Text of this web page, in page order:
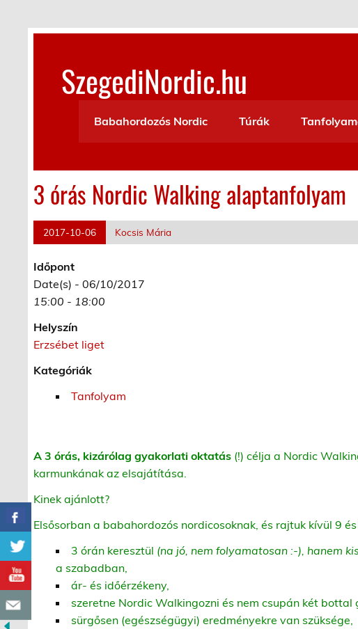
content
SzegediNordic.hu
Babahordozós Nordic
Túrák
3 órás Nordic Walking alaptanfolyam
2017-10-06 Kocsis Mária
Időpont
Date(s) - 06/10/2017
15:00 - 18:00
Helyszín
Erzsébet liget
Kategóriák
Tanfolyam
A 3 órás, kizárólag gyakorlati oktatás (!) célja a Nordic
karmunkának az elsajátítása.
Kinek ajánlott?
Elsősorban a babahordozós nordicosoknak, és rajtuk kívül 9
3 órán keresztül (na jó, nem folyamatosan :-), hanem
a szabadban,
ár- és időérzékeny,
szeretne Nordic Walkingozni és nem csupán két bottal
sürgősen (egészségügyi) eredményekre van szüksége,